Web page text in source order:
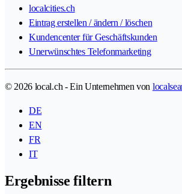
localcities.ch
Eintrag erstellen / ändern / löschen
Kundencenter für Geschäftskunden
Unerwünschtes Telefonmarketing
© 2026 local.ch - Ein Unternehmen von
DE
EN
FR
IT
Ergebnisse filtern